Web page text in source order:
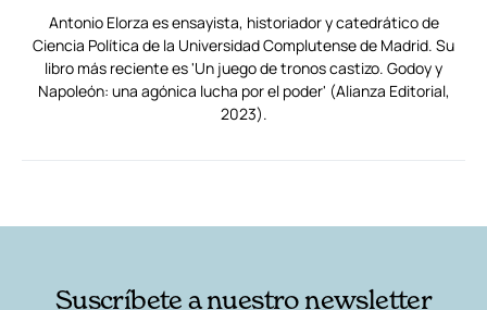
Antonio Elorza es ensayista, historiador y catedrático de
Ciencia Política de la Universidad Complutense de Madrid. Su
libro más reciente es 'Un juego de tronos castizo. Godoy y
Napoleón: una agónica lucha por el poder' (Alianza Editorial,
2023).
Suscríbete a nuestro newsletter